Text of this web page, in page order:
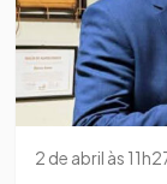
2 de abril às